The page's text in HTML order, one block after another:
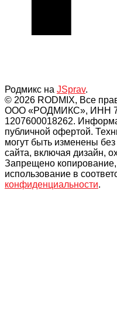
Родмикс на JSprav.
© 2026 RODMIX, Все
ООО «РОДМИКС», ИНН
1207600018262.
публичной офертой.
могут быть изменены
сайта, включая дизайн,
Запрещено
использование в
конфиденциальности.